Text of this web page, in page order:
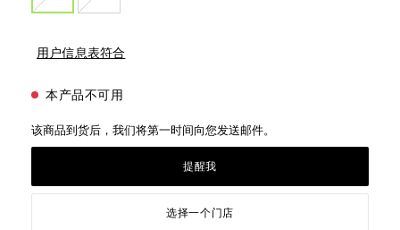
用户信息表符合
本产品不可用
该商品到货后，我们将第一时间向您发送邮件。
提醒我
选择一个门店